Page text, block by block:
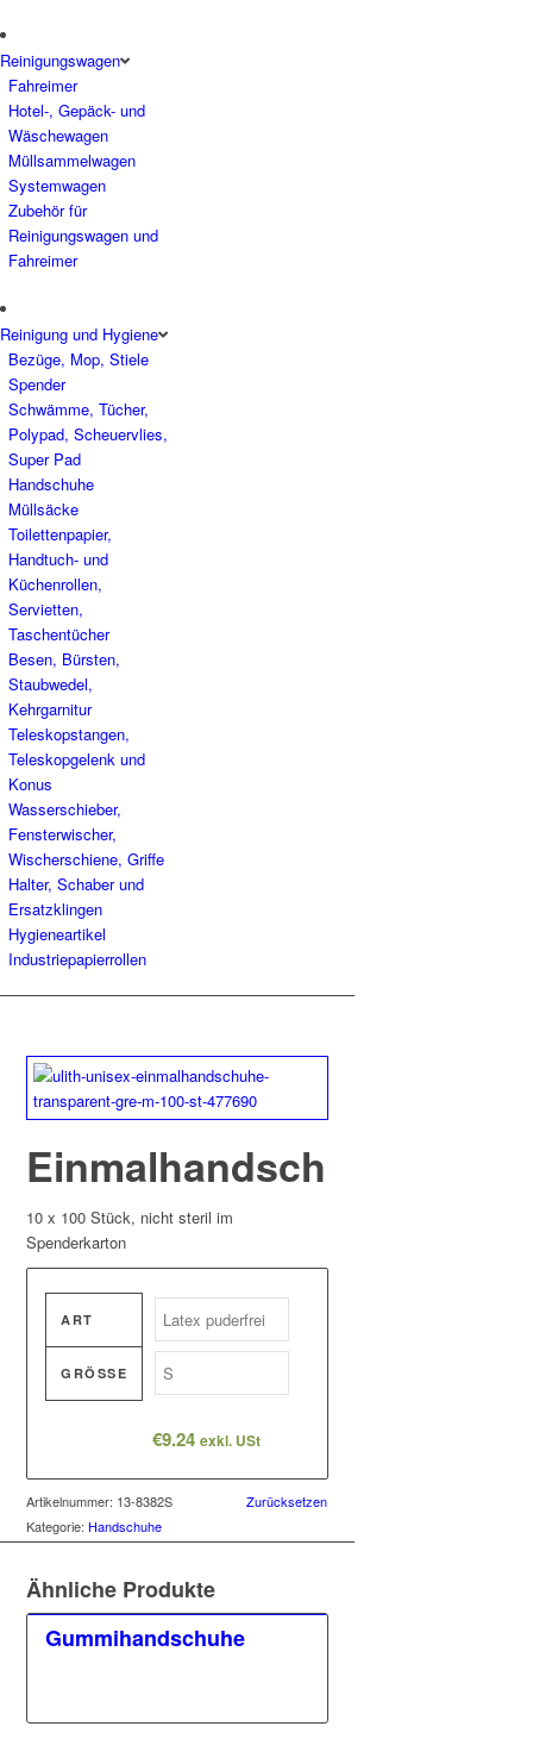
Reinigungswagen
Fahreimer
Hotel-, Gepäck- und
Wäschewagen
Müllsammelwagen
Systemwagen
Zubehör für
Reinigungswagen und
Fahreimer
Reinigung und Hygiene
Bezüge, Mop, Stiele
Spender
Schwämme, Tücher,
Polypad, Scheuervlies,
Super Pad
Handschuhe
Müllsäcke
Toilettenpapier,
Handtuch- und
Küchenrollen,
Servietten,
Taschentücher
Besen, Bürsten,
Staubwedel,
Kehrgarnitur
Teleskopstangen,
Teleskopgelenk und
Konus
Wasserschieber,
Fensterwischer,
Wischerschiene, Griffe
Halter, Schaber und
Ersatzklingen
Hygieneartikel
Industriepapierrollen
Einmalhandschuhe
10 x 100 Stück, nicht steril im
Spenderkarton
ART
GRÖSSE
Zurücksetzen
€9.24 exkl. USt
Artikelnummer: 13-8382S
Kategorie: Handschuhe
Ähnliche Produkte
Gummihandschuhe